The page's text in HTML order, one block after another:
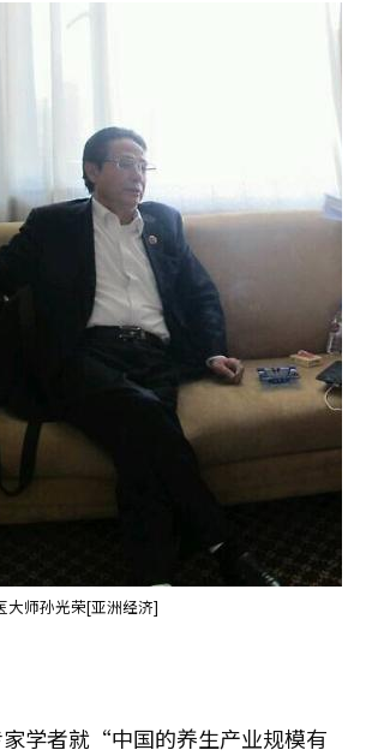
大师孙光荣[亚洲经济]
学者就“中国的养生产业规模有